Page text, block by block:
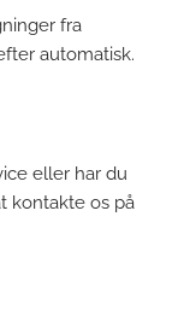
fra
automatisk.
eller har du
kontakte os på